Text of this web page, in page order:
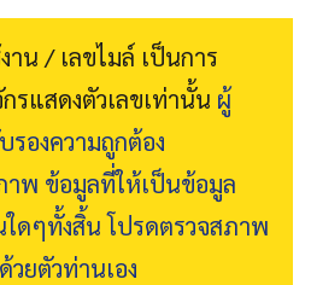
าน / เลขไมล์ เป็นการ
รแสดงตัวเลขเท่านั้น ผู้
รองความถูกต้อง
พ ข้อมูลที่ให้เป็นข้อมูล
ดๆทั้งสิ้น โปรดตรวจสภาพ
ยตัวท่านเอง